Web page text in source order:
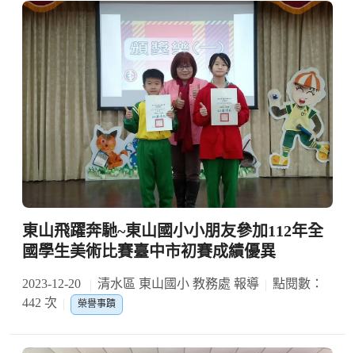
東山飛躍奔馳~東山國小小朋友參加112年全
國學生美術比賽臺中市初賽成績優異
2023-12-20 清水區 東山國小 教務處 報導
點閱數：
442 次
榮譽事蹟